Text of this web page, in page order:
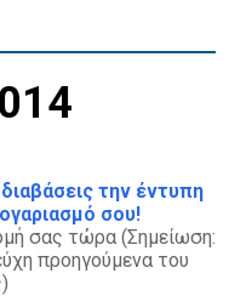
την έντυπη
σου!
σας τώρα (Σημείωση:
προηγούμενα του